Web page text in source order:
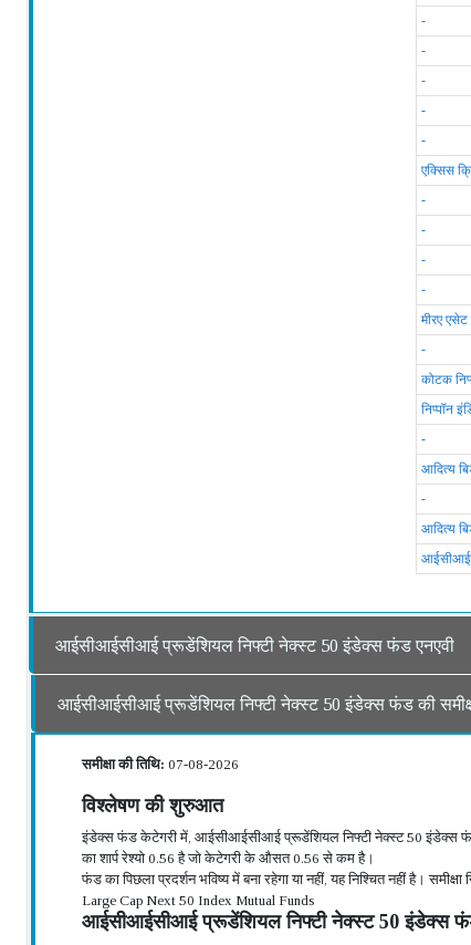
-
-
-
-
-
एक्सिस
-
-
-
-
मीरए
-
कोटक
निप्पॉन
-
आदित्य
-
आदित्य
आईसीआईसीआई प्रूडेंशियल निफ्टी नेक्स्ट 50 इंडेक्स फंड एनएवी
आईसीआईसीआई प्रूडेंशियल निफ्टी नेक्स्ट 50 इंडेक्स फंड की
समीक्षा की तिथि: 07-08-2026
विश्लेषण की शुरुआत
इंडेक्स फंड केटेगरी में, आईसीआईसीआई प्रूडेंशियल निफ्टी नेक्स्ट 50 इंडेक्स
का शार्प रेश्यो 0.56 है जो केटेगरी के औसत 0.56 से कम है।
फंड का पिछला प्रदर्शन भविष्य में बना रहेगा या नहीं, यह निश्चित नहीं है।
Large Cap Next 50 Index Mutual Funds
आईसीआईसीआई प्रूडेंशियल निफ्टी नेक्स्ट 50 इंडेक्स फंड